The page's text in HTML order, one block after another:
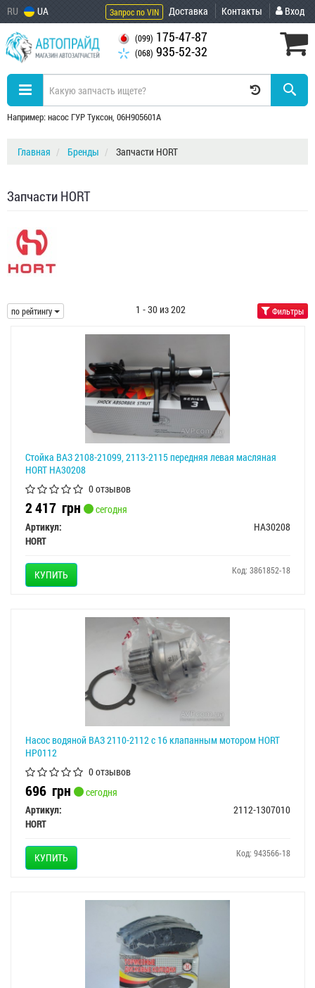
RU UA Запрос по VIN Доставка Контакты Вход
(099) 175-47-87
(068) 935-52-32
Например: насос ГУР Туксон, 06H905601A
Главная Бренды Запчасти HORT
Запчасти HORT
по рейтингу 1 - 30 из 202 Фильтры
Стойка ВАЗ 2108-21099, 2113-2115 передняя левая масляная
HORT HA30208
0 отзывов
2 417 грн
сегодня
Артикул:
HA30208
HORT
КУПИТЬ Код: 3861852-18
Насос водяной ВАЗ 2110-2112 с 16 клапанным мотором HORT
HP0112
0 отзывов
696 грн
сегодня
Артикул:
2112-1307010
HORT
КУПИТЬ Код: 943566-18